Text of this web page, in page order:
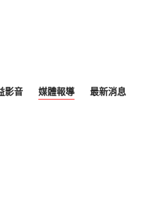
影音 媒體報導 最新消息